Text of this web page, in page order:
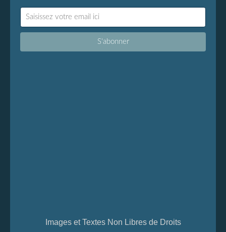
Images et Textes Non Libres de Droits